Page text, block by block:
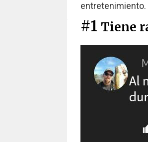
entretenimiento.
#1 Tiene